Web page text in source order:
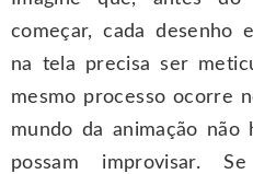
começar, cada desenho
na tela precisa ser
mesmo processo ocorre
mundo da animação
possam improvisar.